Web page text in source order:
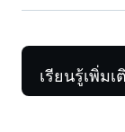
เรียนรู้เพิ่ม